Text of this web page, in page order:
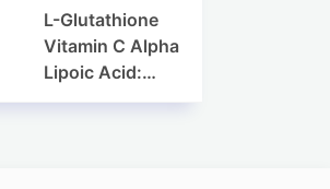
drops की संपूर्ण
जानकारी
L-Glutathione
Vitamin C Alpha
Lipoic Acid:
Benefits, Uses,